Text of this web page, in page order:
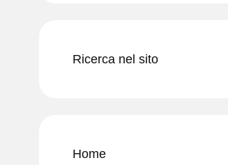
Ricerca nel sito
Home